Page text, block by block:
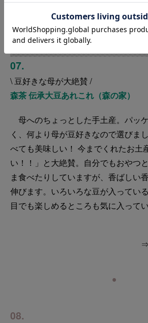
07.
\ 豆好きな母が大絶賛 /
森茶 伝承大豆あれこれ（森の家）
母へのちょっとした手土産。パッ
く、何より母が豆好きなので選びま
べても美味しい！ 今までくれたお土
い！！」と大絶賛。自分でもおやつ
ま食べたりしていますが、香ばしい
伸びます。いろいろな豆が入ってい
目でも楽しめるところも気に入ってい
●
08.